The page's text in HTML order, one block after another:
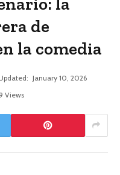
de
la comedia
January 10, 2026
Views